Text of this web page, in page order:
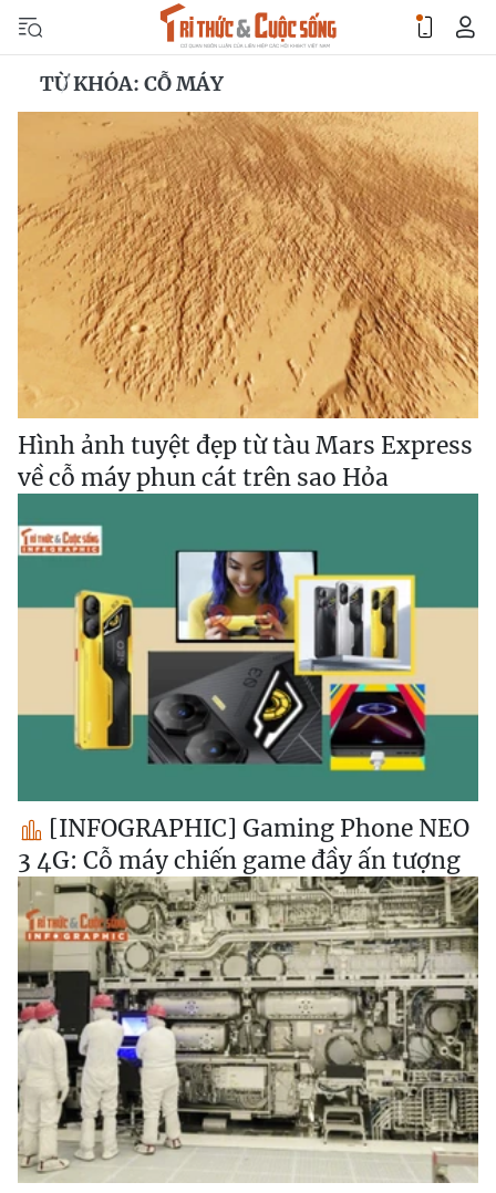
TỪ KHÓA: CỖ MÁY
Hình ảnh tuyệt đẹp từ tàu Mars Express
về cỗ máy phun cát trên sao Hỏa
[INFOGRAPHIC] Gaming Phone NEO
3 4G: Cỗ máy chiến game đầy ấn tượng